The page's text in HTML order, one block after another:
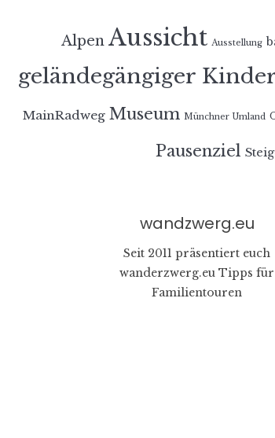
Alpen Aussicht Ausstellung
geländegängiger
MainRadweg Museum Münchner Umland
Pausenziel
wandzwerg.eu
Seit 2011 präsentiert euch
wanderzwerg.eu Tipps für
Familientouren